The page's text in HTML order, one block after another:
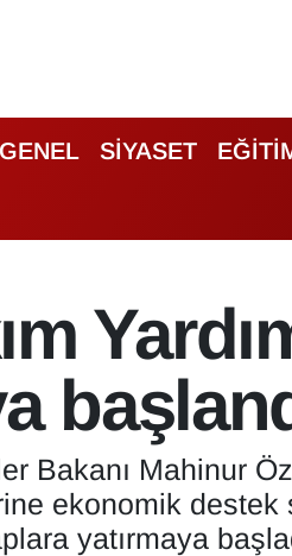
GENEL SİYASET
Bakanı Mahinur
ekonomik
yatırmaya